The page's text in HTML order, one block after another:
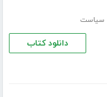
سیاست
دانلود کتاب